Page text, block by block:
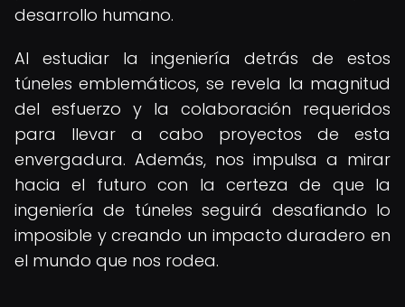
desarrollo humano.
Al estudiar la ingeniería detrás de estos
túneles emblemáticos, se revela la magnitud
del esfuerzo y la colaboración requeridos
para llevar a cabo proyectos de esta
envergadura. Además, nos impulsa a mirar
hacia el futuro con la certeza de que la
ingeniería de túneles seguirá desafiando lo
imposible y creando un impacto duradero en
el mundo que nos rodea.